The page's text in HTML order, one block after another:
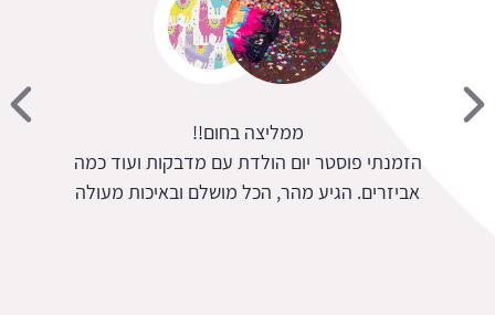
מגוון רחב ושירות מעולה
הזמנתי
אביזרים.